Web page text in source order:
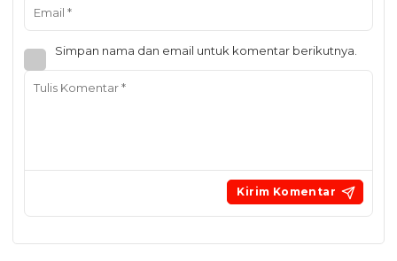
Simpan nama dan email untuk komentar berikutnya.